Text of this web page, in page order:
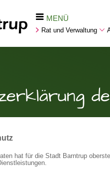
MENÜ
Rat und Verwaltung
hat für die Stadt Barntrup